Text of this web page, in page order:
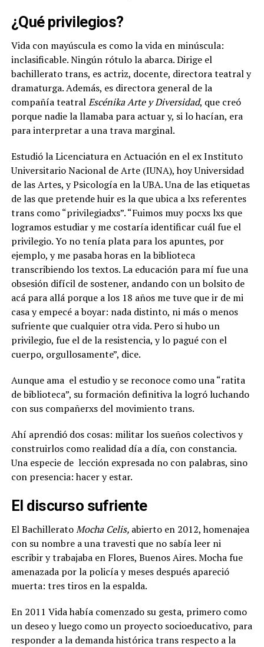
¿Qué privilegios?
Vida con mayúscula es como la vida en minúscula:
inclasificable. Ningún rótulo la abarca. Dirige el
bachillerato trans, es actriz, docente, directora teatral y
dramaturga. Además, es directora general de la
compañía teatralEscénika Arte y Diversidad, que creó
porque nadie la llamaba para actuar y, si lo hacían, era
para interpretar a una trava marginal.
Estudió la Licenciatura en Actuación en el ex Instituto
Universitario Nacional de Arte (IUNA), hoy Universidad
de las Artes, y Psicología en la UBA. Una de las etiquetas
de las que pretende huir es la que ubica a lxs referentes
trans como “privilegiadxs”. “Fuimos muy pocxs lxs que
logramos estudiar y me costaría identificar cuál fue el
privilegio.Yo no tenía plata para los apuntes, por
ejemplo, y me pasaba horas en la biblioteca
transcribiendo los textos. La educación para mí fue una
obsesión difícil de sostener, andando con un bolsito de
acá para allá porque a los 18 años me tuve que ir de mi
casa y empecé a boyar: nada distinto, ni más o menos
sufriente que cualquier otra vida. Pero si hubo un
privilegio, fue el de la resistencia, y lo pagué con el
cuerpo, orgullosamente”, dice.
Aunque ama el estudio y se reconoce como una “ratita
de biblioteca”, su formación definitiva la logró luchando
con sus compañerxs del movimiento trans.
Ahí aprendió dos cosas: militar los sueños colectivos y
construirlos como realidad día a día, con constancia.
Una especie de lección expresada no con palabras, sino
con presencia: hacer y estar.
El discurso sufriente
El BachilleratoMocha Celis, abierto en 2012, homenajea
con su nombre a una travesti que no sabía leer ni
escribir y trabajaba en Flores, Buenos Aires. Mocha fue
amenazada por la policía y meses después apareció
muerta: tres tiros en la espalda.
En 2011 Vida había comenzado su gesta, primero como
un deseo y luego como un proyecto socioeducativo, para
responder a la demanda histórica trans respecto a la